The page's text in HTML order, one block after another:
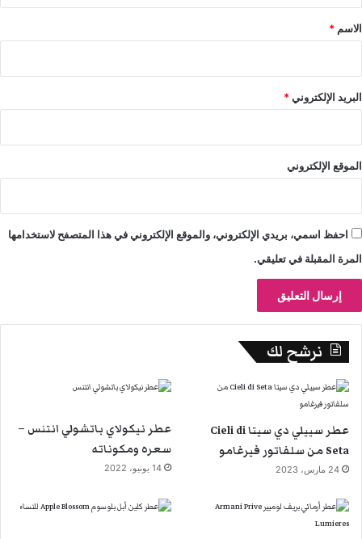
*
الاسم *
البريد الإلكتروني*
الموقع الإلكتروني
احفظ اسمي، بريدي الإلكتروني، والموقع الإلكتروني في هذا المتصفح لاستخدامها
المرة المقبلة في تعليقي.
نرشح لك
عطر سييلي دي سيتا Cieli di
Seta من سلفاتور فيرغامو
24 مارس، 2023
عطر نيكولاي باتشولي انتنس –
سعره ومكوناته
14 يونيو، 2022